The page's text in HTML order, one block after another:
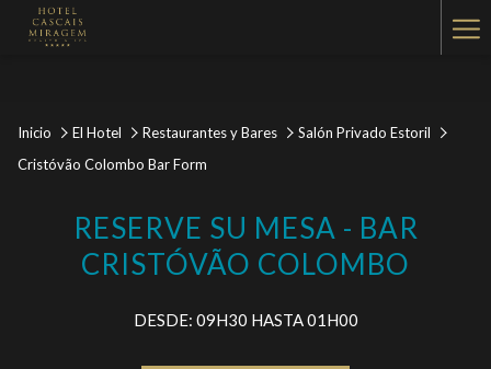
Inicio El Hotel Restaurantes y Bares
Salón Privado Estoril
Cristóvão Colombo Bar Form
RESERVE SU MESA - BAR
CRISTÓVÃO COLOMBO
DESDE: 09H30 HASTA 01H00